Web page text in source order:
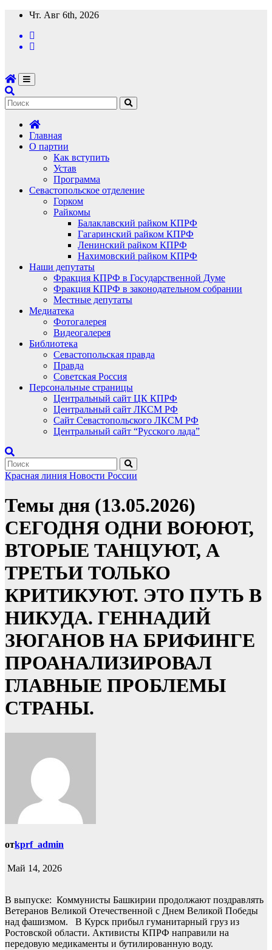
Перейти
содержимому
Чт. Авг 6th, 2026
Главная
О партии
Как вступить
Устав
Программа
Севастопольское отделение
Горком
Райкомы
Балаклавский райком КПРФ
Гагаринский райком КПРФ
Ленинский райком КПРФ
Нахимовский райком КПРФ
Наши депутаты
Фракция КПРФ в Государственной Думе
Фракция КПРФ в законодательном собрании
Местные депутаты
Медиатека
Фотогалерея
Видеогалерея
Библиотека
Севастопольская правда
Правда
Советская Россия
Персональные страницы
Центральный сайт ЦК КПРФ
Центральный сайт ЛКСМ РФ
Сайт Севастопольского ЛКСМ РФ
Центральный сайт “Русского лада”
Красная линия Новости России
Темы дня (13.05.2026)
СЕГОДНЯ ОДНИ ВОЮЮТ,
ВТОРЫЕ ТАНЦУЮТ, А
ТРЕТЬИ ТОЛЬКО
КРИТИКУЮТ. ЭТО ПУТЬ В
НИКУДА. ГЕННАДИЙ
ЗЮГАНОВ НА БРИФИНГЕ
ПРОАНАЛИЗИРОВАЛ
ГЛАВНЫЕ ПРОБЛЕМЫ
СТРАНЫ.
отkprf_admin
Май 14, 2026
В выпуске: Коммунисты Башкирии продолжают поздравлять
Ветеранов Великой Отечественной с Днем Великой Победы
над фашизмом. В Курск прибыл гуманитарный груз из
Ростовской области. Активисты КПРФ направили на
передовую медикаменты и бутилированную воду.